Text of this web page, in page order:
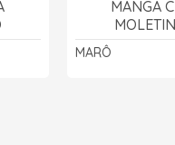
MANGA
MARÔ